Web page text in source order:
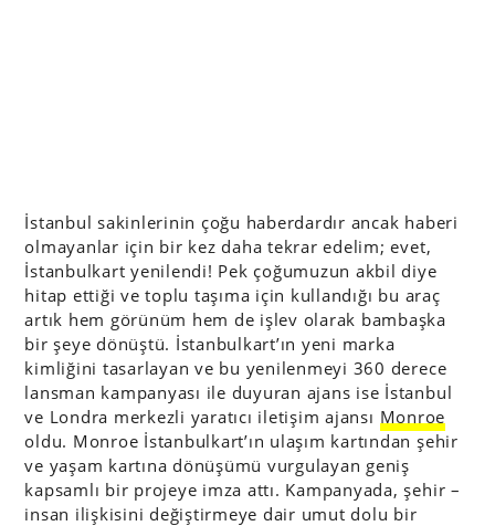
İstanbul sakinlerinin çoğu haberdardır ancak haberi
olmayanlar için bir kez daha tekrar edelim; evet,
İstanbulkart yenilendi! Pek çoğumuzun akbil diye
hitap ettiği ve toplu taşıma için kullandığı bu araç
artık hem görünüm hem de işlev olarak bambaşka
bir şeye dönüştü. İstanbulkart’ın yeni marka
kimliğini tasarlayan ve bu yenilenmeyi 360 derece
lansman kampanyası ile duyuran ajans ise İstanbul
ve Londra merkezli yaratıcı iletişim ajansı Monroe
oldu. Monroe İstanbulkart’ın ulaşım kartından şehir
ve yaşam kartına dönüşümü vurgulayan geniş
kapsamlı bir projeye imza attı. Kampanyada, şehir –
insan ilişkisini değiştirmeye dair umut dolu bir